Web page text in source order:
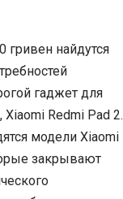
гривен найдутся
гаджет для
Xiaomi Redmi Pad 2.
модели Xiaomi
закрывают